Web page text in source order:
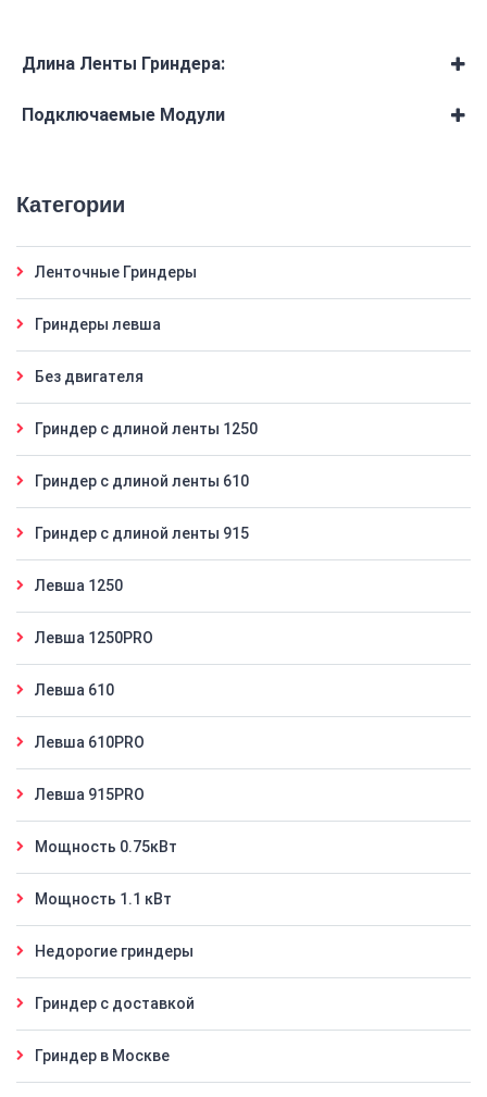
Длина Ленты Гриндера:
610
Подключаемые Модули
Категории
Ленточные Гриндеры
Гриндеры левша
Без двигателя
Гриндер с длиной ленты 1250
Гриндер с длиной ленты 610
Гриндер с длиной ленты 915
Левша 1250
Левша 1250PRO
Левша 610
Левша 610PRO
Левша 915PRO
Мощность 0.75кВт
Мощность 1.1 кВт
Недорогие гриндеры
Гриндер с доставкой
Гриндер в Москве